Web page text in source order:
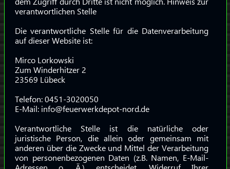
dem Zugriff durch Dritte ist nicht möglich. Hinweis zur
verantwortlichen Stelle
Die verantwortliche Stelle für die Datenverarbeitung
auf dieser Website ist:
Mirco Lorkowski
Zum Winderhitzer 2
23569 Lübeck
Telefon: 0451-3020050
E-Mail: info@feuerwerkdepot-nord.de
Verantwortliche Stelle ist die natürliche oder
juristische Person, die allein oder gemeinsam mit
anderen über die Zwecke und Mittel der Verarbeitung
von personenbezogenen Daten (z.B. Namen, E-Mail-